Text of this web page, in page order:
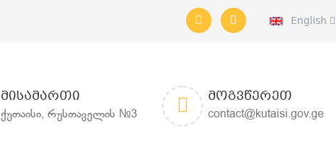
English
ᲛᲘᲡᲐᲛᲐᲠᲗᲘ
ქუთაისი, რუსთაველის №3
ᲛᲝᲒᲕᲬᲔᲠᲔᲗ
contact@kutaisi.gov.ge